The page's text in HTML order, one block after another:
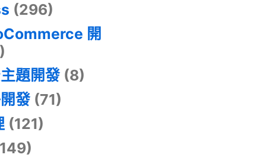
(296)
開
題開發(8)
發(71)
(121)